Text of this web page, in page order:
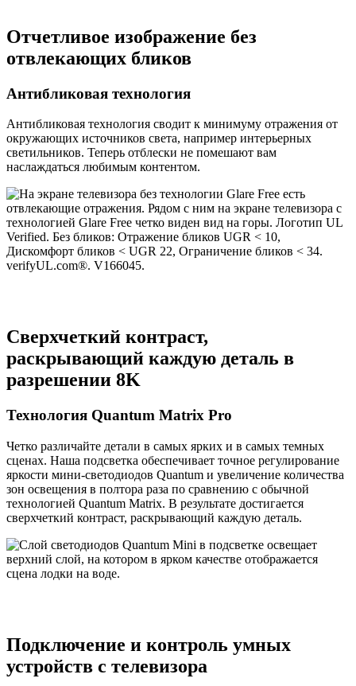
Отчетливое изображение без
отвлекающих бликов
Антибликовая технология
Антибликовая технология сводит к минимуму отражения от
окружающих источников света, например интерьерных
светильников. Теперь отблески не помешают вам
наслаждаться любимым контентом.
Сверхчеткий контраст,
раскрывающий каждую деталь в
разрешении 8K
Технология Quantum Matrix Pro
Четко различайте детали в самых ярких и в самых темных
сценах. Наша подсветка обеспечивает точное регулирование
яркости мини-светодиодов Quantum и увеличение количества
зон освещения в полтора раза по сравнению с обычной
технологией Quantum Matrix. В результате достигается
сверхчеткий контраст, раскрывающий каждую деталь.
Подключение и контроль умных
устройств с телевизора